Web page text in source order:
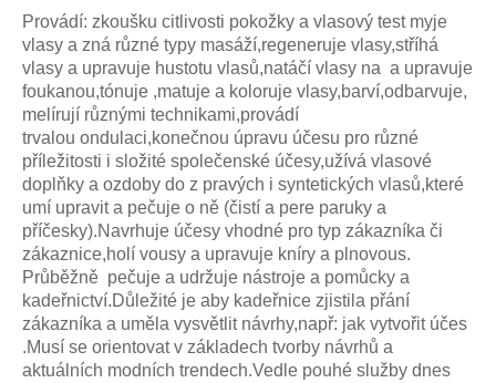
Provádí: zkoušku citlivosti pokožky a vlasový test myje
vlasy a zná různé typy masáží,regeneruje vlasy,stříhá
vlasy a upravuje hustotu vlasů,natáčí vlasy na a upravuje
foukanou,tónuje ,matuje a koloruje vlasy,barví,odbarvuje,
melírují různými technikami,provádí
trvalou ondulaci,konečnou úpravu účesu pro různé
příležitosti i složité společenské účesy,užívá vlasové
doplňky a ozdoby do z pravých i syntetických vlasů,které
umí upravit a pečuje o ně (čistí a pere paruky a
příčesky).Navrhuje účesy vhodné pro typ zákazníka či
zákaznice,holí vousy a upravuje kníry a plnovous.
Průběžně pečuje a udržuje nástroje a pomůcky a
kadeřnictví.Důležité je aby kadeřnice zjistila přání
zákazníka a uměla vysvětlit návrhy,např: jak vytvořit účes
.Musí se orientovat v základech tvorby návrhů a
aktuálních modních trendech.Vedle pouhé služby dnes